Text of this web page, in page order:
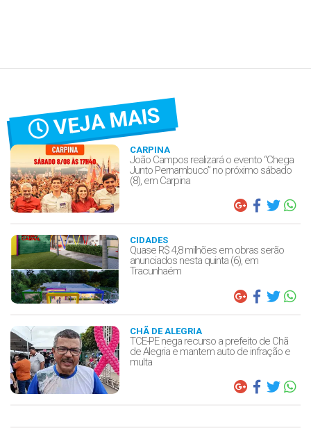
VEJA MAIS
CARPINA
João Campos realizará o evento “Chega
Junto Pernambuco” no próximo sábado
(8), em Carpina
CIDADES
Quase R$ 4,8 milhões em obras serão
anunciados nesta quinta (6), em
Tracunhaém
CHÃ DE ALEGRIA
TCE-PE nega recurso a prefeito de Chã
de Alegria e mantem auto de infração e
multa